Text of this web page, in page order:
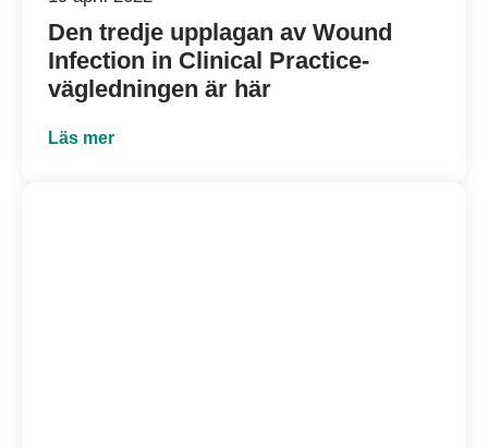
Den tredje upplagan av Wound
Infection in Clinical Practice-
vägledningen är här
Läs mer